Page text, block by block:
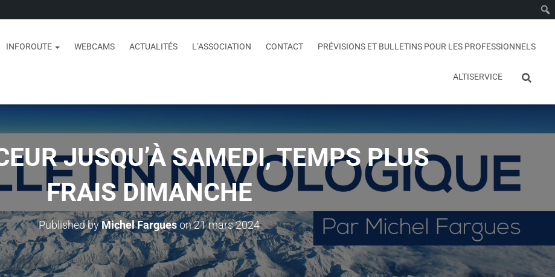
INFOROUTE WEBCAMS ACTUALITÉS L’ASSOCIATION CONTACT PRÉVISIONS ET BULLETINS POUR LES PROFESSIONNELS
ALTISERVICE
JUSQU’À SAMEDI, TEMPS PLUS
FRAIS DIMANCHE
Published byMichel Fargueson21 mars 2024